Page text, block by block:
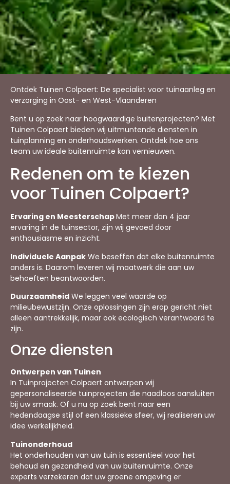
Ontdek Tuinen Colpaert: De specialist voor tuinaanleg en
verzorging in Oost- en West-Vlaanderen
Bent u op zoek naar hoogwaardige buitenprojecten? Met
Tuinen Colpaert bieden wij uitmuntende diensten in
tuinplanning en onderhoudswerken. Ontdek hoe ons
team uw ideale buitenruimte kan vernieuwen.
Redenen om te kiezen
voor Tuinen Colpaert?
Ervaring en MeesterschapMet meer dan 4 jaar
ervaring in de tuinsector, zijn wij gevoed door
enthousiasme en inzicht.
Individuele Aanpak We beseffen dat elke buitenruimte
anders is. Daarom leveren wij maatwerk die aan uw
behoeften beantwoorden.
Duurzaamheid We leggen veel waarde op
milieubewustzijn. Onze oplossingen zijn erop gericht niet
alleen aantrekkelijk, maar ook ecologisch verantwoord te
zijn.
Onze diensten
Ontwerpen van Tuinen
In Tuinprojecten Colpaert ontwerpen wij
gepersonaliseerde tuinprojecten die naadloos aansluiten
bij uw smaak. Of u nu op zoek bent naar een
hedendaagse stijl of een klassieke sfeer, wij realiseren uw
idee werkelijkheid.
Tuinonderhoud
Het onderhouden van uw tuin is essentieel voor het
behoud en gezondheid van uw buitenruimte. Onze
experts verzekeren dat uw groene omgeving er